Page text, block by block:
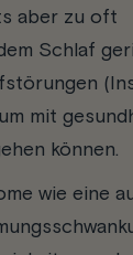
aber zu oft
Schlaf
mit
können.
wie eine